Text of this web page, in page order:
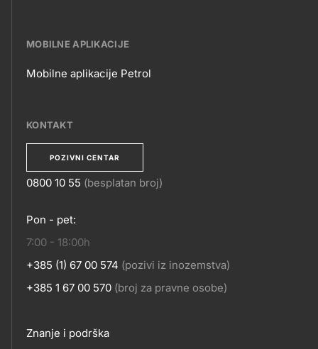
POSLOVANJE
MOBILNE APLIKACIJE
APLIKACIJE
Mobilne aplikacije Petrol
KONTAKT
POZIVNI CENTAR
KONTAKT
0800 10 55 (besplatan broj)
Pon - pet:
7:00 - 18:00h
+385 (1) 67 00 574 (pozivi iz inozemstva)
+385 1 67 00 570 (broj za pravne osobe)
Footer
Znanje i podrška